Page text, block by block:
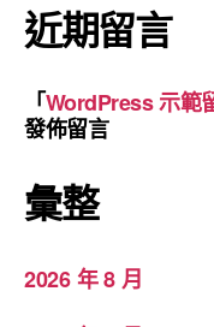
近期留言
「WordPress 示範
發佈留言
彙整
2026 年 8 月